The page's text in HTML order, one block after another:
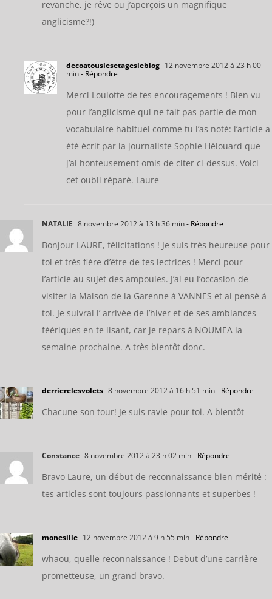
revanche, je rêve ou j’aperçois un magnifique
anglicisme?!)
decoatouslesetagesleblog 12 novembre 2012 à 23 h 00
min- Répondre
Merci Loulotte de tes encouragements ! Bien vu
pour l’anglicisme qui ne fait pas partie de mon
vocabulaire habituel comme tu l’as noté: l’article a
été écrit par la journaliste Sophie Hélouard que
j’ai honteusement omis de citer ci-dessus. Voici
cet oubli réparé. Laure
NATALIE 8 novembre 2012 à 13 h 36 min- Répondre
Bonjour LAURE, félicitations ! Je suis très heureuse pour
toi et très fière d’être de tes lectrices ! Merci pour
l’article au sujet des ampoules. J’ai eu l’occasion de
visiter la Maison de la Garenne à VANNES et ai pensé à
toi. Je suivrai l’ arrivée de l’hiver et de ses ambiances
féériques en te lisant, car je repars à NOUMEA la
semaine prochaine. A très bientôt donc.
derrierelesvolets 8 novembre 2012 à 16 h 51 min- Répondre
Chacune son tour! Je suis ravie pour toi. A bientôt
Constance 8 novembre 2012 à 23 h 02 min- Répondre
Bravo Laure, un début de reconnaissance bien mérité :
tes articles sont toujours passionnants et superbes !
monesille 12 novembre 2012 à 9 h 55 min- Répondre
whaou, quelle reconnaissance ! Debut d’une carrière
prometteuse, un grand bravo.